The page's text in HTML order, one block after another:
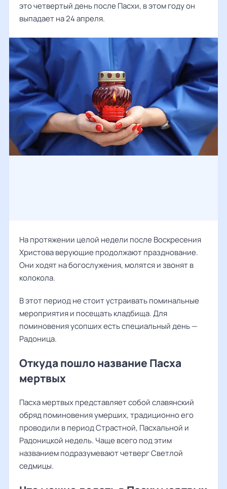
это четвертый день после Пасхи, в этом году он
выпадает на 24 апреля.
На протяжении целой недели после Воскресения
Христова верующие продолжают празднование.
Они ходят на богослужения, молятся и звонят в
колокола.
В этот период не стоит устраивать поминальные
мероприятия и посещать кладбища. Для
поминовения усопших есть специальный день —
Радоница.
Откуда пошло название Пасха
мертвых
Пасха мертвых представляет собой славянский
обряд поминовения умерших, традиционно его
проводили в период Страстной, Пасхальной и
Радоницкой недель. Чаще всего под этим
названием подразумевают четверг Светлой
седмицы.